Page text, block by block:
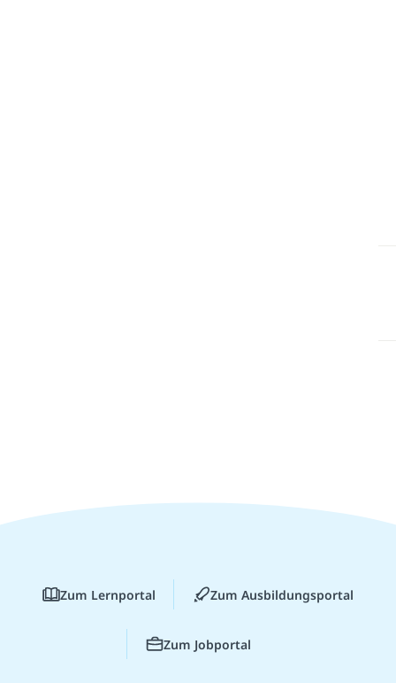
Zum Lernportal Zum Ausbildungsportal
Zum Jobportal